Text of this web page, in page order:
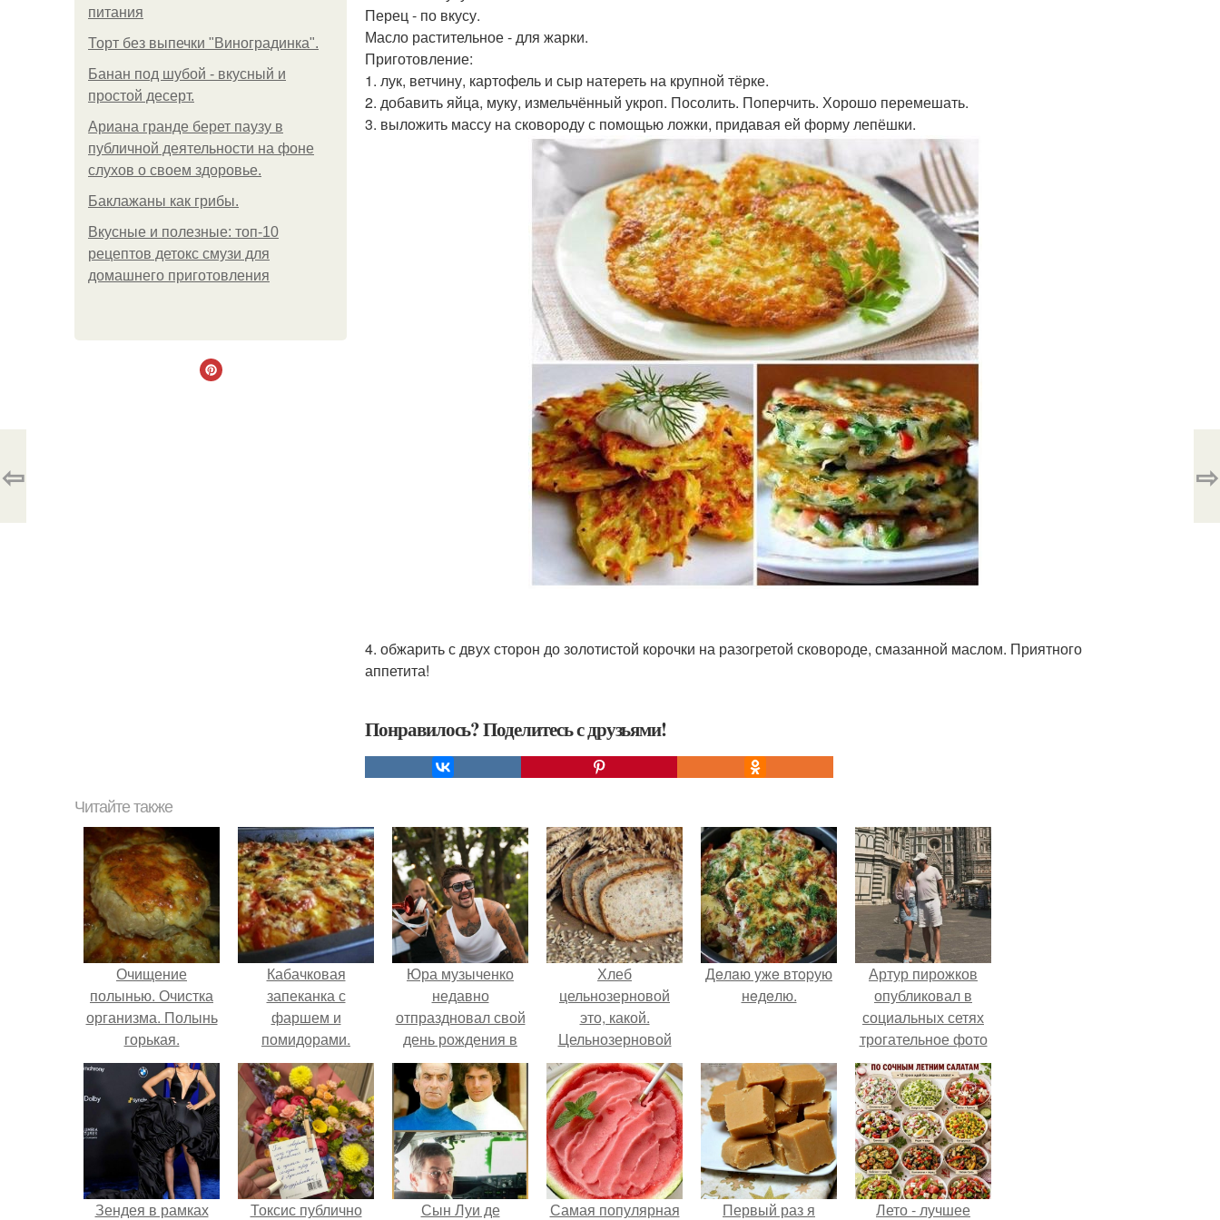
питания
Торт без выпечки "Виноградинка".
Банан под шубой - вкусный и
простой десерт.
Ариана гранде берет паузу в
публичной деятельности на фоне
слухов о своем здоровье.
Баклажаны как грибы.
Вкусные и полезные: топ-10
рецептов детокс смузи для
домашнего приготовления
Перец - по вкусу.
Масло растительное - для жарки.
Приготовление:
1. лук, ветчину, картофель и сыр натереть на крупной тёрке.
2. добавить яйца, муку, измельчённый укроп. Посолить. Поперчить. Хорошо перемешать.
3. выложить массу на сковороду с помощью ложки, придавая ей форму лепёшки.
4. обжарить с двух сторон до золотистой корочки на разогретой сковороде, смазанной маслом. Приятного
аппетита!
Понравилось? Поделитесь с друзьями!
⇦ ⇨
Читайте также
Очищение
полынью. Очистка
организма. Полынь
горькая.
Кабачковая
запеканка с
фаршем и
помидорами.
Юра музыченко
недавно
отпраздновал свой
день рождения в
кругу самых
близких и родных
людей.
Хлеб
цельнозерновой
это, какой.
Цельнозерновой
хлеб. Настоящий
цельнозерновой
хлеб очень для
здоровья полезен.
Дeлaю yжe втopую
нeдeлю.
Артур пирожков
опубликовал в
социальных сетях
трогательное фото
с супругой
Анжеликой,
сделанное во
время их недавнего
путешествия в
Италию.
Зендея в рамках
Токсис публично Сын Луи де Самая популярная Первый раз я Лето - лучшее